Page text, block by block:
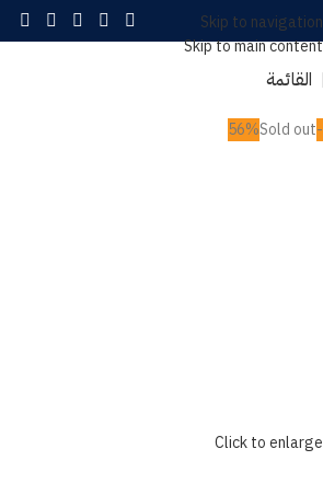
Skip to navigation
Skip to main content
القائمة
-56%
Sold out
Click to enlarge